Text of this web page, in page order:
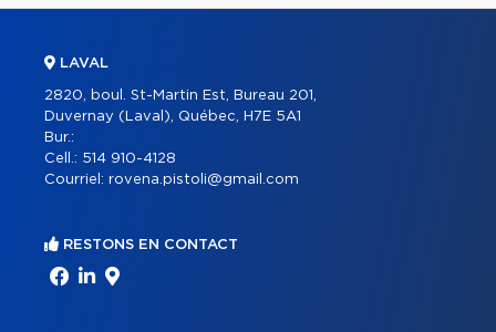
LAVAL
2820, boul. St-Martin Est, Bureau 201,
Duvernay (Laval), Québec, H7E 5A1
Bur.:
Cell.: 514 910-4128
Courriel: rovena.pistoli@gmail.com
RESTONS EN CONTACT